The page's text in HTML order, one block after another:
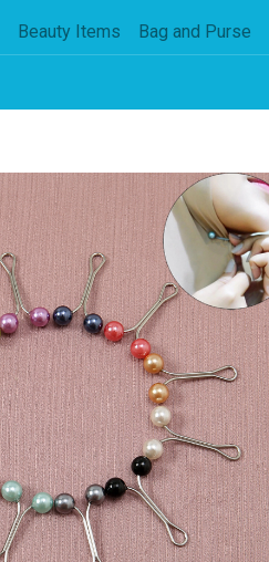
Beauty Items Bag and Purse